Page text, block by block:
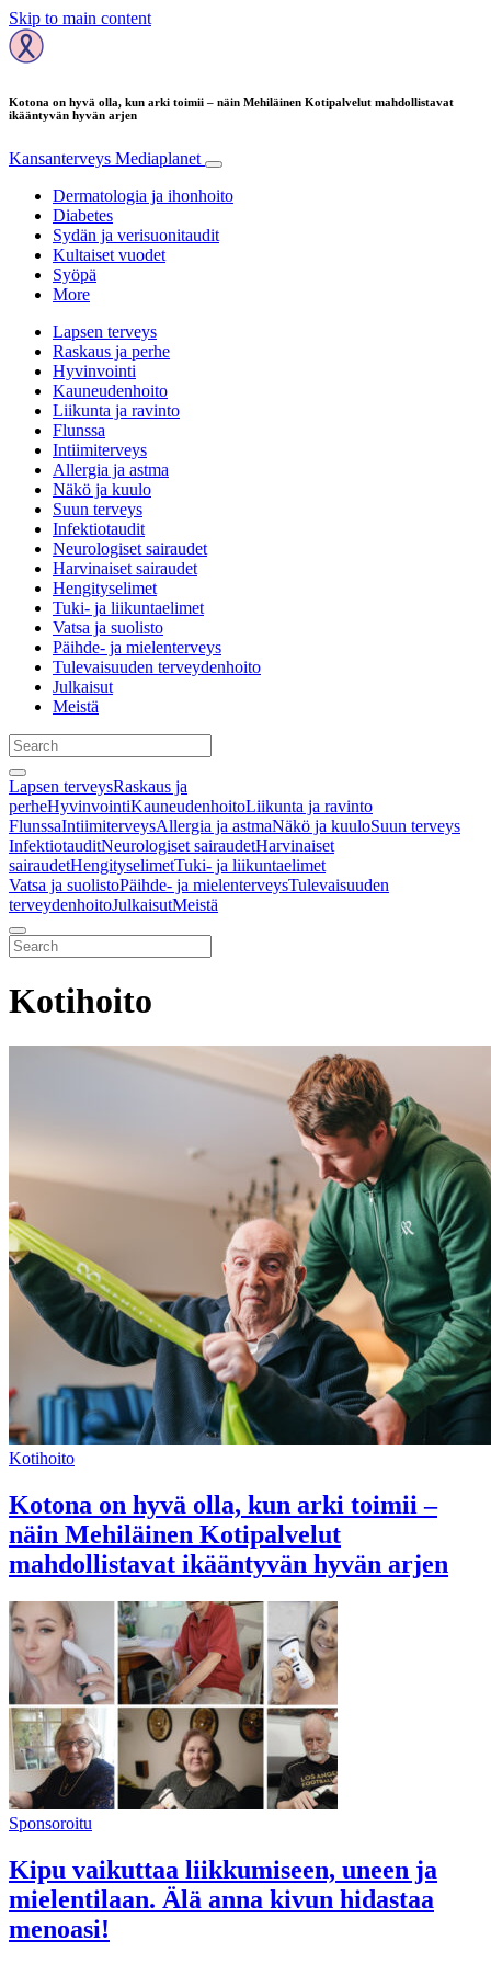
Skip to main content
Kotona on hyvä olla, kun arki toimii – näin Mehiläinen Kotipalvelut mahdollistavat
ikääntyvän hyvän arjen
Kansanterveys Mediaplanet
Dermatologia ja ihonhoito
Diabetes
Sydän ja verisuonitaudit
Kultaiset vuodet
Syöpä
More
Lapsen terveys
Raskaus ja perhe
Hyvinvointi
Kauneudenhoito
Liikunta ja ravinto
Flunssa
Intiimiterveys
Allergia ja astma
Näkö ja kuulo
Suun terveys
Infektiotaudit
Neurologiset sairaudet
Harvinaiset sairaudet
Hengityselimet
Tuki- ja liikuntaelimet
Vatsa ja suolisto
Päihde- ja mielenterveys
Tulevaisuuden terveydenhoito
Julkaisut
Meistä
Lapsen terveysRaskaus ja
perheHyvinvointiKauneudenhoitoLiikunta ja ravinto
FlunssaIntiimiterveysAllergia ja astmaNäkö ja kuuloSuun terveys
InfektiotauditNeurologiset sairaudetHarvinaiset
sairaudetHengityselimetTuki- ja liikuntaelimet
Vatsa ja suolistoPäihde- ja mielenterveysTulevaisuuden
terveydenhoitoJulkaisutMeistä
Kotihoito
Kotihoito
Kotona on hyvä olla, kun arki toimii –
näin Mehiläinen Kotipalvelut
mahdollistavat ikääntyvän hyvän arjen
Sponsoroitu
Kipu vaikuttaa liikkumiseen, uneen ja
mielentilaan. Älä anna kivun hidastaa
menoasi!